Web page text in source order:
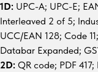
1D: UPC-A; UPC-E;
Interleaved 2 of 5;
UCC/EAN 128; Code
Databar Expanded;
2D: QR code; PDF